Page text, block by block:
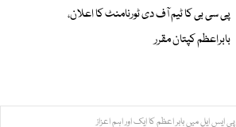
پی سی بی کا ٹیم آف دی ٹورنامنٹ کا اعلان،
بابراعظم کپتان مقرر
پی ایس ایل میں بابر اعظم کا ایک اور اہم اعزاز